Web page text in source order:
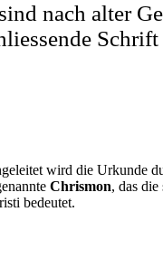
nach alter
wird die Urkunde
Chrismon, das
bedeutet.